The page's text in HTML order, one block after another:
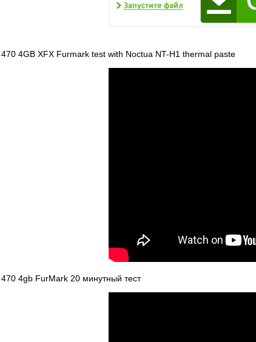
470 4GB XFX Furmark test with Noctua NT-H1 thermal paste
470 4gb FurMark 20 минутный тест